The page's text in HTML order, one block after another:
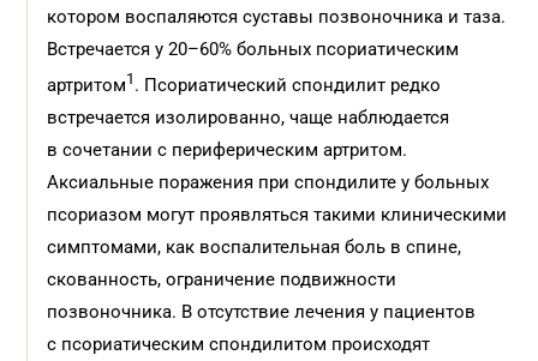
котором воспаляются суставы позвоночника и таза.
Встречается у 20–60% больных псориатическим
артритом1 . Псориатический спондилит редко
встречается изолированно, чаще наблюдается
в сочетании с периферическим артритом.
Аксиальные поражения при спондилите у больных
псориазом могут проявляться такими клиническими
симптомами, как воспалительная боль в спине,
скованность, ограничение подвижности
позвоночника. В отсутствие лечения у пациентов
с псориатическим спондилитом происходят